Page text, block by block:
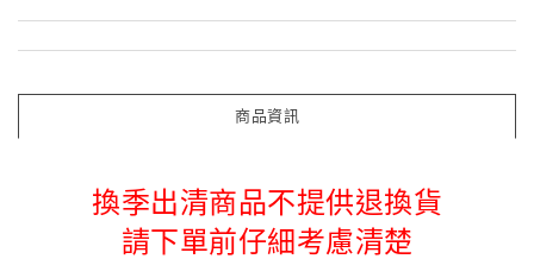
商品資訊
換季出清商品不提供退換貨
請下單前仔細考慮清楚